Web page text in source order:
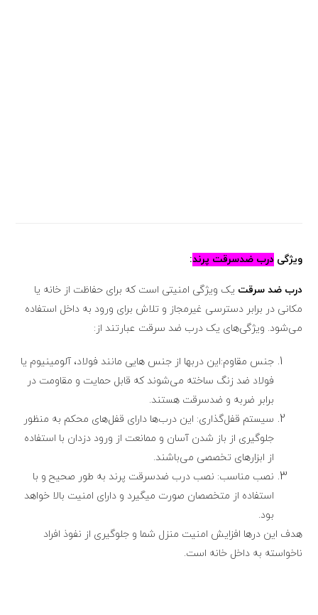
ویژگیدرب ضدسرقت پرند:
درب ضد سرقت یک ویژگی امنیتی است که برای حفاظت از خانه یا
مکانی در برابر دسترسی غیرمجاز و تلاش برای ورود به داخل استفاده
می‌شود. ویژگی‌های یک درب ضد سرقت عبارتند از:
جنس مقاوم:این دربها از جنس هایی مانند فولاد، آلومینیوم یا
فولاد ضد زنگ ساخته می‌شوند که قابل حمایت و مقاومت در
برابر ضربه و ضدسرقت هستند.
سیستم قفل‌گذاری: این درب‌ها دارای قفل‌های محکم به منظور
جلوگیری از باز شدن آسان و ممانعت از ورود دزدان با استفاده
از ابزارهای تخصصی می‌باشند.
نصب مناسب: نصب درب ضدسرقت پرند به طور صحیح و با
استفاده از متخصصان صورت میگیرد و دارای امنیت بالا خواهد
بود.
هدف این درها افزایش امنیت منزل شما و جلوگیری از نفوذ افراد
ناخواسته به داخل خانه است.